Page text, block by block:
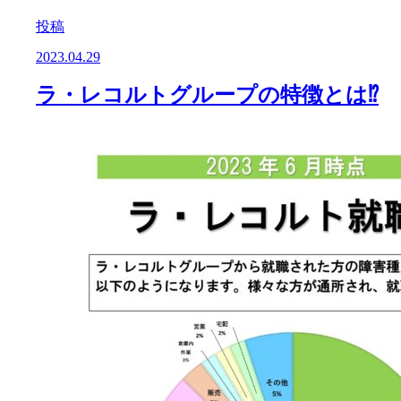
投稿
2023.04.29
ラ・レコルトグループの特徴とは⁉️